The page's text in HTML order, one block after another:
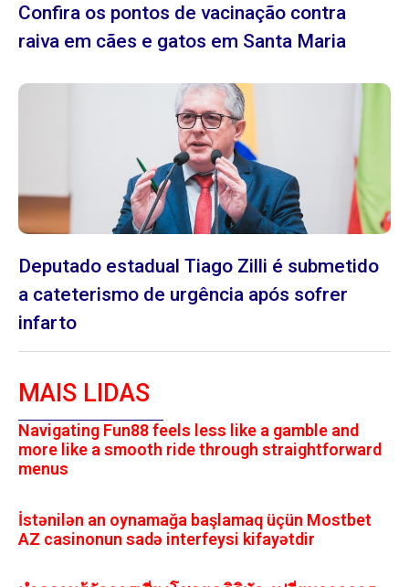
Confira os pontos de vacinação contra
raiva em cães e gatos em Santa Maria
Deputado estadual Tiago Zilli é submetido
a cateterismo de urgência após sofrer
infarto
MAIS LIDAS
Navigating Fun88 feels less like a gamble and
more like a smooth ride through straightforward
menus
İstənilən an oynamağa başlamaq üçün Mostbet
AZ casinonun sadə interfeysi kifayətdir